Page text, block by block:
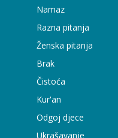
Namaz
Razna pitanja
Ženska pitanja
Brak
Čistoća
Kur'an
Odgoj djece
Ukrašavanje